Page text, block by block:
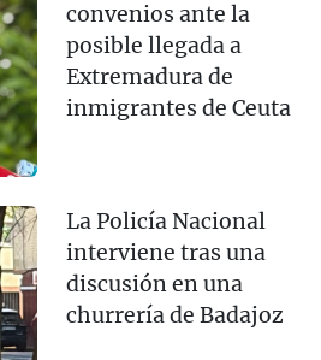
convenios ante la
posible llegada a
Extremadura de
inmigrantes de Ceuta
La Policía Nacional
interviene tras una
discusión en una
churrería de Badajoz